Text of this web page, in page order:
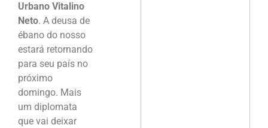
Urbano Vitalino
Neto. A deusa de
ébano do nosso
estará retornando
para seu país no
próximo
domingo. Mais
um diplomata
que vai deixar